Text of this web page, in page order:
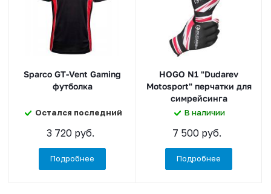
Sparco GT-Vent Gaming
футболка
Остался последний
3 720 руб.
Подробнее
HOGO N1 "Dudarev
Motosport" перчатки для
симрейсинга
В наличии
7 500 руб.
Подробнее